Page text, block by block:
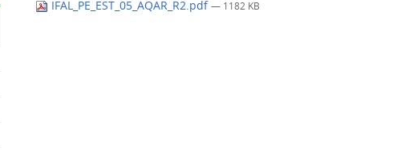
IFAL_PE_EST_05_AQAR_R2.pdf— 1182 KB